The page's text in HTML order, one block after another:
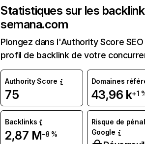
Statistiques sur les
semana.com
Plongez dans l'Authority Score
profil de backlink de votre
Authority Score
75
Domaines
43,96 k+1
Backlinks
2,87 M-8 %
Risque de
Google